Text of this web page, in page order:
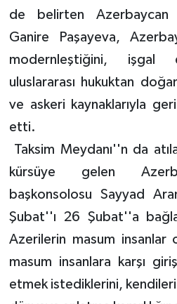
de belirten Azerbaycan
Ganire Paşayeva,
modernleştiğini, işgal
uluslararası hukuktan
ve askeri kaynaklarıyla
etti.
Taksim Meydanı''n da
kürsüye gelen
başkonsolosu Sayyad
Şubat''ı 26 Şubat''a
Azerilerin masum insanlar
masum insanlara karşı
etmek istediklerini,